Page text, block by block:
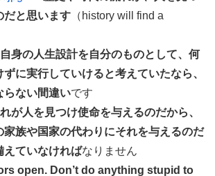
だと思います （history will find a
身の人生設計を自分のものとして、何
に実行していけると考えていたなら、
らない間違いです
が人を見つけ使命を与えるのだから、
家族や国家の代わりにそれを与えるのだ
えていなければなりません
open. Don’t do anything stupid to